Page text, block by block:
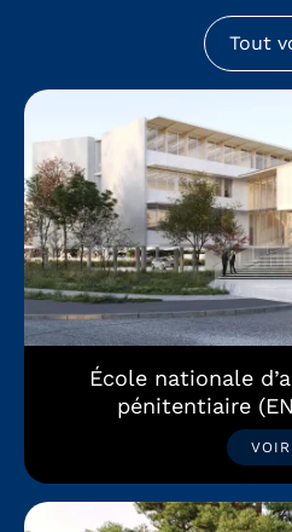
Tout
École nationale
pénitentiaire
VOIR